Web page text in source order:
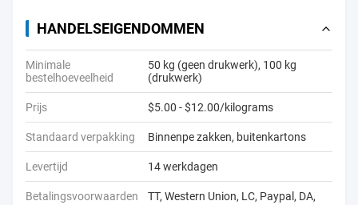
HANDELSEIGENDOMMEN
Minimale
bestelhoeveelheid
50 kg (geen drukwerk), 100 kg
(drukwerk)
Prijs $5.00 - $12.00/kilograms
Standaard verpakking Binnenpe zakken, buitenkartons
Levertijd 14 werkdagen
Betalingsvoorwaarden TT, Western Union, LC, Paypal, DA,